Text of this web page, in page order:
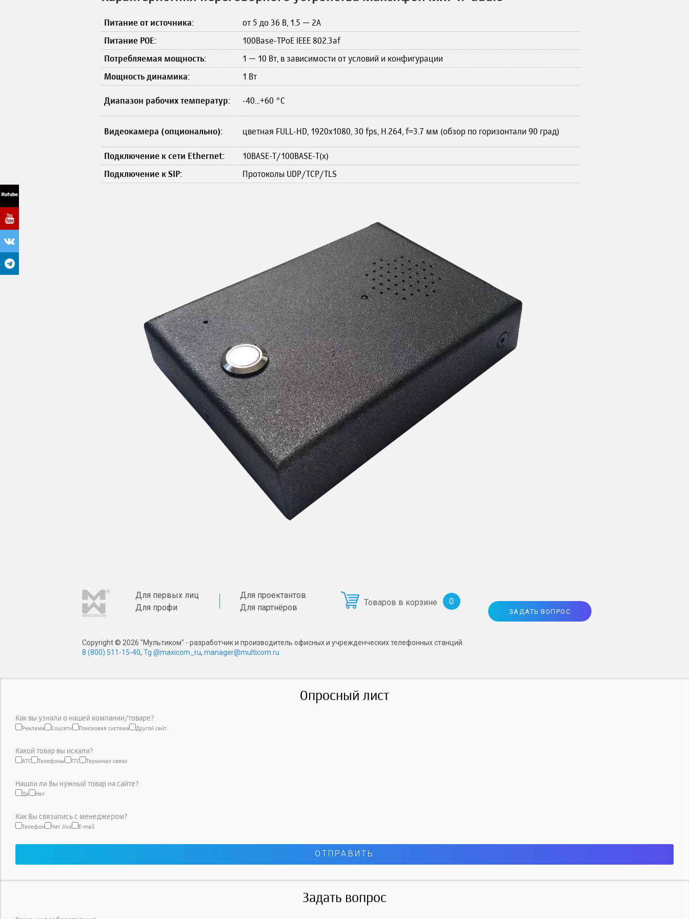
Питание от источника:
от 5 до 36 В, 1.5 — 2А
Питание POE:
100Base-TPoE IEEE 802.3af
Потребляемая мощность:
1 — 10 Вт, в зависимости от условий и конфигурации
Мощность динамика:
1 Вт
Диапазон рабочих температур: -40…+60 °С
Видеокамера (опционально): цветная FULL-HD, 1920х1080, 30 fps, H.264, f=3.7 мм (обзор по горизонтали 90 град)
Подключение к сети Ethernet:
10BASE-T/100BASE-T(x)
Подключение к SIP:
Протоколы UDP/TCP/TLS
Для первых лиц
Для профи
Для проектантов
Для партнёров
Товаров в корзине 0
ЗАДАТЬ ВОПРОС
Copyright © 2026 "Мультиком" - разработчик и производитель офисных и учрежденческих телефонных станций.
8 (800) 511-15-40, Tg @maxicom_ru, manager@multicom.ru
Опросный лист
Как вы узнали о нашей компании/товаре?
Реклама Соцсети Поисковая система Другой сайт
Какой товар вы искали?
АТС Телефоны ГГС Терминал связи
Нашли ли Вы нужный товар на сайте?
Да Нет
Как Вы связались с менеджером?
Телефон Чат Jivo E-mail
Задать вопрос